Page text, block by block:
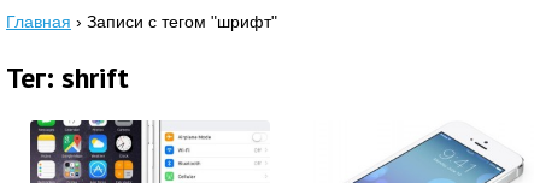
Главная › Записи с тегом "шрифт"
Тег: shrift